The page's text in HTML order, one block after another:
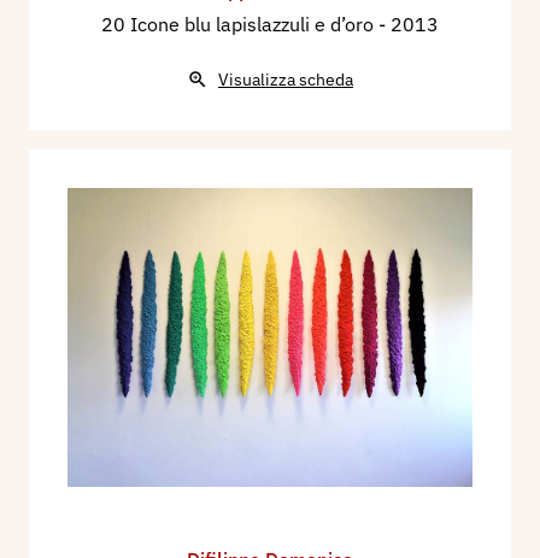
20 Icone blu lapislazzuli e d’oro - 2013
Visualizza scheda